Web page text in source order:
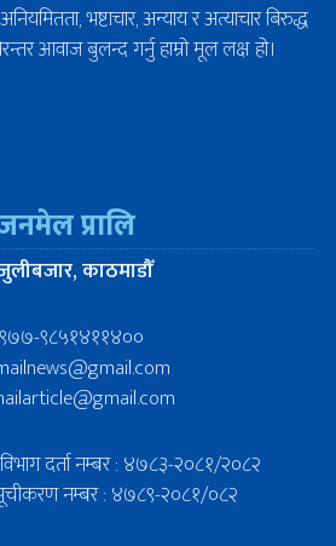
भष्टाचार, अन्याय र अत्याचार बिरुद्ध
आवाज बुलन्द गर्नु हाम्रो मूल लक्ष हो।
प्रालि
काठमाडौँ
९८५१४११४००
दर्ता नम्बर : ४७८३-२०८१/२०८२
नम्बर : ४७८९-२०८१/०८२